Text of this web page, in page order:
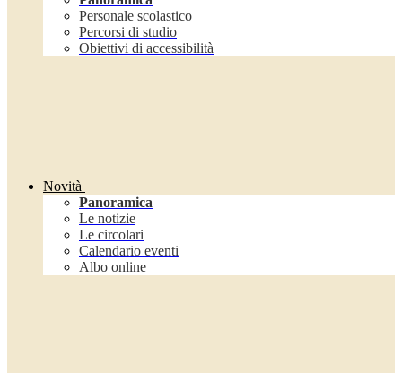
Personale scolastico
Percorsi di studio
Obiettivi di accessibilità
Novità
Panoramica
Le notizie
Le circolari
Calendario eventi
Albo online